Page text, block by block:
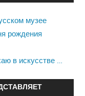
музее
рождения
в искусстве …